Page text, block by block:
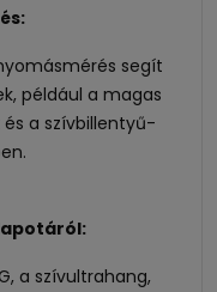
segít
például a magas
a szívbillentyű-
a szívultrahang,